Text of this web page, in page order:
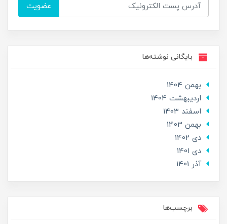
عضویت
بایگانی نوشته‌ها
بهمن 1404
ارديبهشت 1404
اسفند 1403
بهمن 1403
دی 1402
دی 1401
آذر 1401
برچسب‌ها